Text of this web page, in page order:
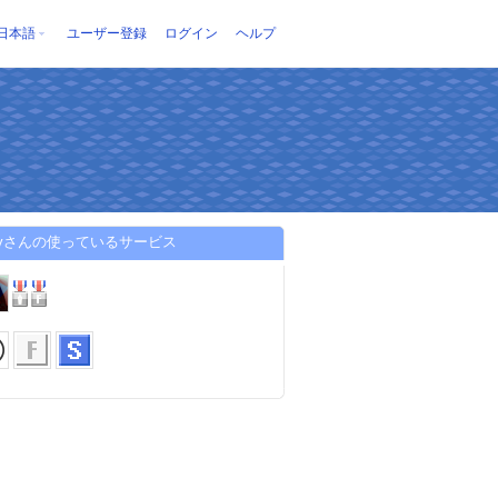
本語 ユーザー登録 ログイン ヘルプ
んの使っているサービス